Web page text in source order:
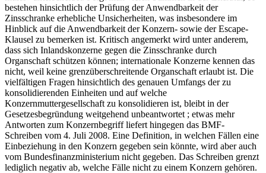
bestehen hinsichtlich der Prüfung der Anwendbarkeit der
Zinsschranke erhebliche Unsicherheiten, was insbesondere im
Hinblick auf die Anwendbarkeit der Konzern- sowie der Escape-
Klausel zu bemerken ist. Kritisch angemerkt wird unter anderem,
dass sich Inlandskonzerne gegen die Zinsschranke durch
Organschaft schützen können; internationale Konzerne kennen das
nicht, weil keine grenzüberschreitende Organschaft erlaubt ist. Die
vielfältigen Fragen hinsichtlich des genauen Umfangs der zu
konsolidierenden Einheiten und auf welche
Konzernmuttergesellschaft zu konsolidieren ist, bleibt in der
Gesetzesbegründung weitgehend unbeantwortet ; etwas mehr
Antworten zum Konzernbegriff liefert hingegen das BMF-
Schreiben vom 4. Juli 2008. Eine Definition, in welchen Fällen eine
Einbeziehung in den Konzern gegeben sein könnte, wird aber auch
vom Bundesfinanzministerium nicht gegeben. Das Schreiben grenzt
lediglich negativ ab, welche Fälle nicht zu einem Konzern gehören.